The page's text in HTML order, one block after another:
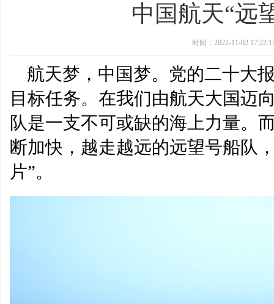
中国航天“远
时间：2022-11-02
航天梦，中国梦。党的二十大
目标任务。在我们由航天大国迈
队是一支不可或缺的海上力量。
断加快，越走越远的远望号船队
片”。